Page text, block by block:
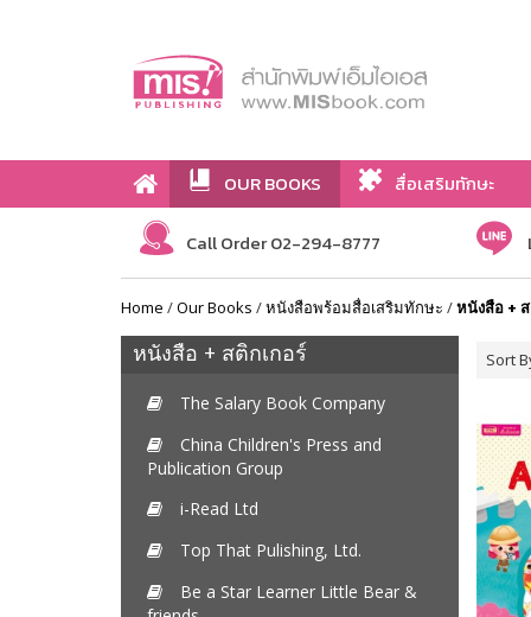
OUR BOOKS สื่อเสริมทักษะ
Call Order 02-294-8777
Home /Our Books /หนังสือพร้อมสื่อเสริมทักษะ /หนังสือ +
หนังสือ + สติกเกอร์
The Salary Book Company
China Children's Press and
Publication Group
i-Read Ltd
Top That Pulishing, Ltd.
Be a Star Learner Little Bear &
Sort